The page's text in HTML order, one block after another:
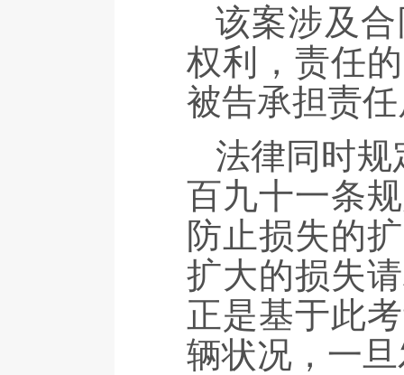
该案涉及
权利，责任
被告承担责
法律同时规
百九十一条
防止损失的
扩大的损失
正是基于此
辆状况，一